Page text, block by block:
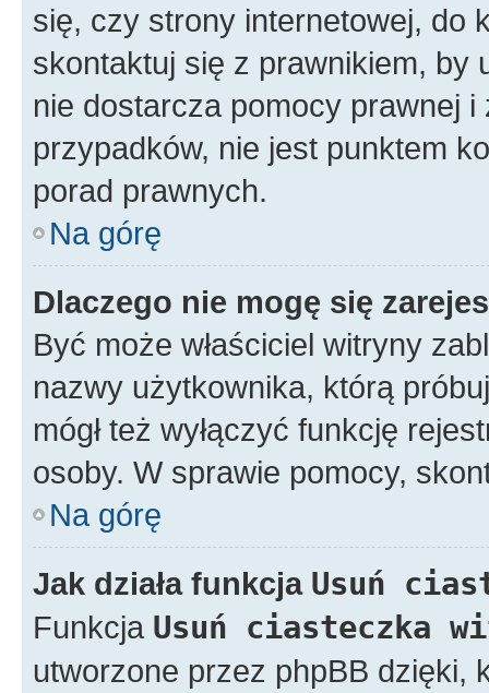
się, czy strony internetowej, do
skontaktuj się z prawnikiem,
nie dostarcza pomocy prawnej
przypadków, nie jest punktem
porad prawnych.
Na górę
Dlaczego nie mogę się
Być może właściciel witryny
nazwy użytkownika, którą
mógł też wyłączyć funkcję
osoby. W sprawie pomocy,
Na górę
Jak działa funkcja Usuń
Funkcja Usuń ciasteczka
utworzone przez phpBB dzięki,